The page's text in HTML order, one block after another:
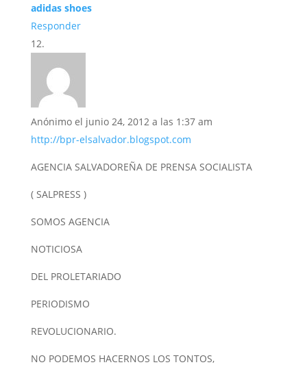
adidas shoes
Responder
Anónimo el junio 24, 2012 a las 1:37 am
http://bpr-elsalvador.blogspot.com
AGENCIA SALVADOREÑA DE PRENSA SOCIALISTA
( SALPRESS )
SOMOS AGENCIA
NOTICIOSA
DEL PROLETARIADO
PERIODISMO
REVOLUCIONARIO.
NO PODEMOS HACERNOS LOS TONTOS,